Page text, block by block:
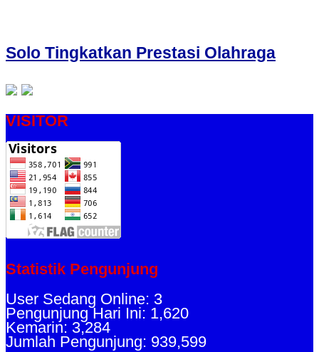
Solo Tingkatkan Prestasi Olahraga
VISITOR
Statistik Pengunjung
User Sedang Online: 3
Pengunjung Hari Ini: 1,620
Kemarin: 3,284
Jumlah Pengunjung: 939,599